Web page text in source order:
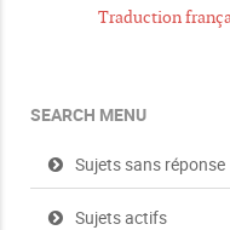
Traduction
SEARCH MENU
Sujets sans réponse
Sujets actifs